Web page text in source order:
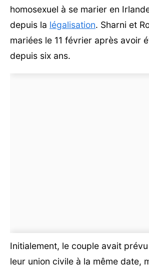
homosexuel à se marier en
depuis la légalisation. Sharni et
mariées le 11 février après avoir
depuis six ans.
Initialement, le couple avait
leur union civile à la même date,